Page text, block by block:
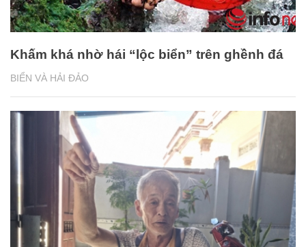
BIỂN VÀ HẢI ĐẢO
Khấm khá nhờ hái “lộc biển” trên ghềnh đá